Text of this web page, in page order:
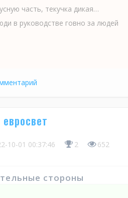
часть, текучка дикая…
в руководстве говно за людей
евросвет
10-01 00:37:46 2 652
стороны